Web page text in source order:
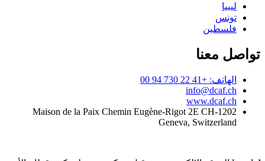
ليبيا
تونس
فلسطين
تواصل معنا
الهاتف: +41 22 730 94 00
info@dcaf.ch
www.dcaf.ch
Maison de la Paix Chemin Eugène-Rigot 2E CH-1202
Geneva, Switzerland